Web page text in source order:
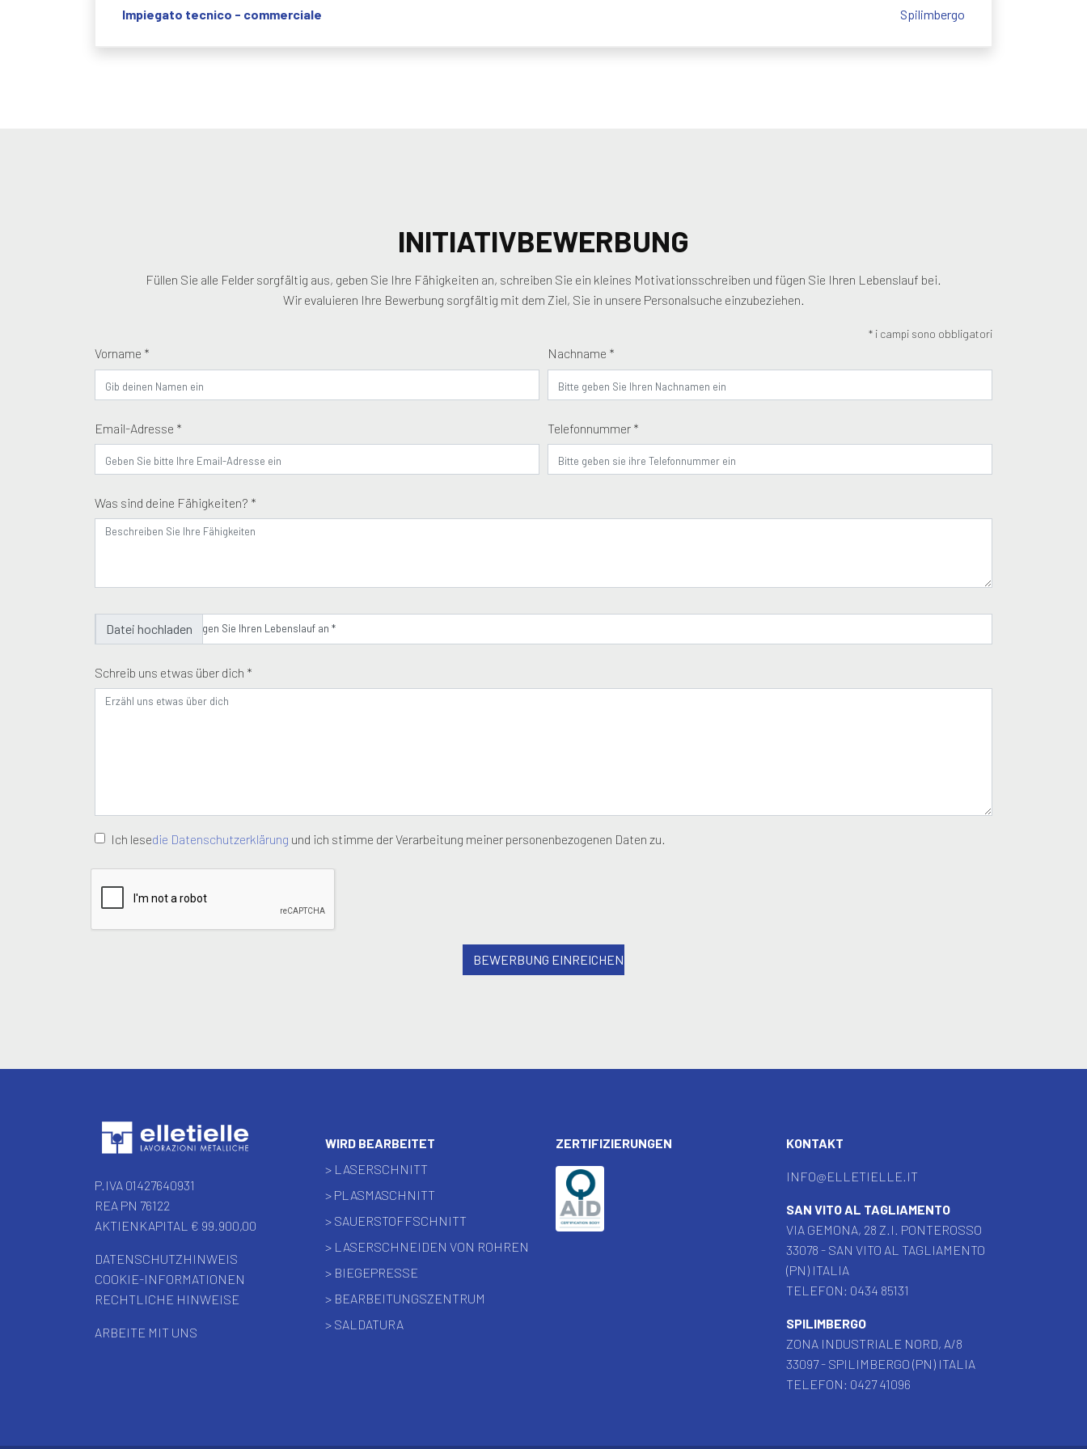
Impiegato tecnico - commerciale Spilimbergo
INITIATIVBEWERBUNG
Füllen Sie alle Felder sorgfältig aus, geben Sie Ihre Fähigkeiten an, schreiben Sie ein kleines Motivationsschreiben und fügen Sie Ihren Lebenslauf bei.
Wir evaluieren Ihre Bewerbung sorgfältig mit dem Ziel, Sie in unsere Personalsuche einzubeziehen.
* i campi sono obbligatori
Vorname * Nachname *
Email-Adresse * Telefonnummer *
Was sind deine Fähigkeiten? *
Hängen Sie Ihren Lebenslauf an *
Schreib uns etwas über dich *
Ich lesedie Datenschutzerklärung und ich stimme der Verarbeitung meiner personenbezogenen Daten zu.
P.IVA 01427640931
REA PN 76122
AKTIENKAPITAL € 99.900,00
DATENSCHUTZHINWEIS
COOKIE-INFORMATIONEN
RECHTLICHE HINWEISE
ARBEITE MIT UNS
WIRD BEARBEITET
> LASERSCHNITT
> PLASMASCHNITT
> SAUERSTOFFSCHNITT
> LASERSCHNEIDEN VON ROHREN
> BIEGEPRESSE
> BEARBEITUNGSZENTRUM
> SALDATURA
ZERTIFIZIERUNGEN KONTAKT
INFO@ELLETIELLE.IT
SAN VITO AL TAGLIAMENTO
VIA GEMONA, 28 Z.I. PONTEROSSO
33078 - SAN VITO AL TAGLIAMENTO
(PN) ITALIA
TELEFON: 0434 85131
SPILIMBERGO
ZONA INDUSTRIALE NORD, A/8
33097 - SPILIMBERGO (PN) ITALIA
TELEFON: 0427 41096